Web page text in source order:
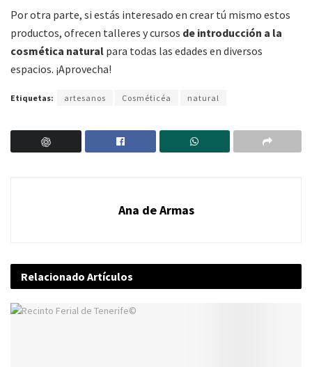
Por otra parte, si estás interesado en crear tú mismo estos
productos, ofrecen talleres y cursos de introducción a la
cosmética natural para todas las edades en diversos
espacios. ¡Aprovecha!
Etiquetas: artesanos Cosméticéa natural
Ana de Armas
Relacionado Artículos